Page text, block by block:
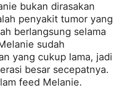
bukan dirasakan
penyakit tumor yang
berlangsung selama
sudah
yang cukup lama, jadi
besar secepatnya.
feed Melanie.